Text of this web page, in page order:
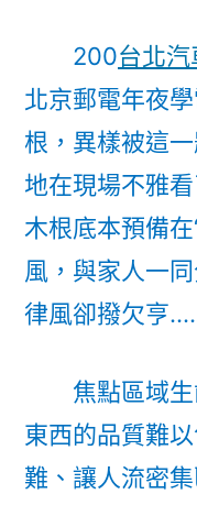
200台北
北京郵電年夜
根，異樣被這
地在現場不雅
木根底本預備
風，與家人一
律風卻撥欠亨
焦點區域
東西的品質難
難、讓人流密